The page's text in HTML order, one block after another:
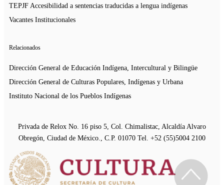
TEPJF Accesibilidad a sentencias traducidas a lengua indígenas
Vacantes Institucionales
Relacionados
Dirección General de Educación Indígena, Intercultural y Bilingüe
Dirección General de Culturas Populares, Indígenas y Urbana
Instituto Nacional de los Pueblos Indígenas
Privada de Relox No. 16 piso 5, Col. Chimalistac, Alcaldía Alvaro
Obregón, Ciudad de México., C.P. 01070 Tel. +52 (55)5004 2100